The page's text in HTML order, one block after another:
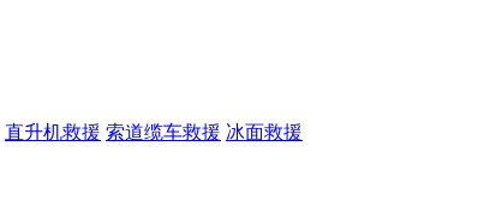
直升机救援 索道缆车救援 冰面救援